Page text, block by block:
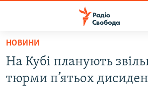
Перейти
основного
матеріалу
Перейти
РАДІО СВОБОДА – 70 РОКІВ
ВСЕ ЗА ДОБУ
СТАТТІ
НОВИНИ
На Кубі планують
тюрми п’ятьох